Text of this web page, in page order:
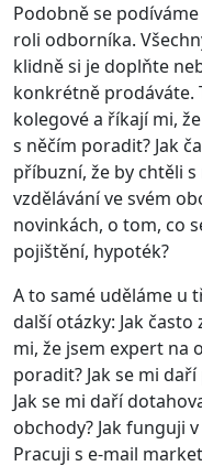
Podobně se
roli odborníka.
klidně si je doplňte
konkrétně prodáváte.
kolegové a říkají mi,
s něčím poradit? Jak
příbuzní, že by chtěli
vzdělávání ve svém
novinkách, o tom, co
pojištění, hypoték?
A to samé uděláme u
další otázky: Jak
mi, že jsem expert na
poradit? Jak se mi
Jak se mi daří
obchody? Jak funguji
Pracuji s e-mail